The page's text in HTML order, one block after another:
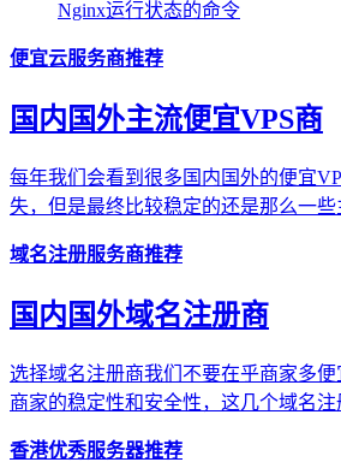
Nginx运行状态的命令
便宜云服务商推荐
国内国外主流便宜VPS商
每年我们会看到很多国内国外的便宜
失，但是最终比较稳定的还是那么一些
域名注册服务商推荐
国内国外域名注册商
选择域名注册商我们不要在乎商家多
商家的稳定性和安全性，这几个域名注
香港优秀服务器推荐